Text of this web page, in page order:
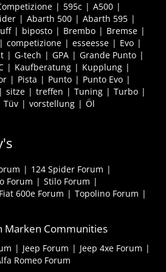
595c
A500
Abarth 500
Abarth 595
biposto Brembo
Bremse
competizione esseesse
Evo
G-tech GPA
Grande Punto
Kaufberatung
Kupplung
Pista Punto
Punto Evo
sitze treffen Tuning
Turbo
Tüv vorstellung Öl
124 Spider Forum
Forum
Stilo Forum
Fiat 600e Forum
Topolino Forum
Marken Communities
Jeep Forum
Jeep 4xe Forum
Romeo Forum